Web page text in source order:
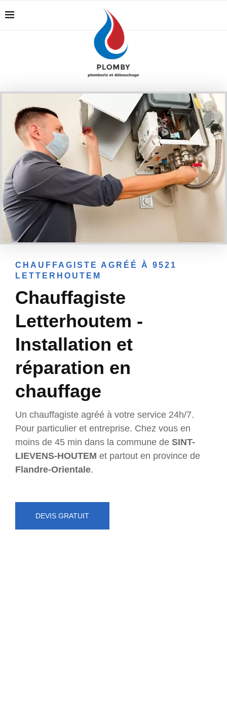
CHAUFFAGISTE AGRÉÉ À 9521
LETTERHOUTEM
Chauffagiste
Letterhoutem -
Installation et
réparation en
chauffage
Un chauffagiste agréé à votre service 24h/7.
Pour particulier et entreprise. Chez vous en
moins de 45 min dans la commune de SINT-
LIEVENS-HOUTEM et partout en province de
Flandre-Orientale.
DEVIS GRATUIT